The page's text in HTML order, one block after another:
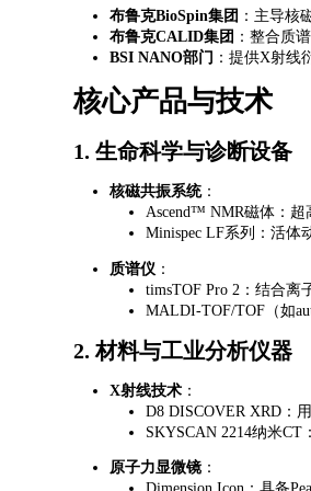
​布鲁克BioSpin集团​ ：主导核
​布鲁克CALID集团​ ：整合质
​BSI NANO部门​ ：提供X射线
核心产品与技术
1. ​ ​生命科学与诊断设备​
​核磁共振系统​​：
Ascend™ NMR磁体 ：
Minispec LF系列 ：活体
​质谱仪​ ​：
timsTOF Pro 2 ：结合离
MALDI-TOF/TOF （如
2. ​​材料与工业分析仪器​
​X射线技术​ ​：
D8 DISCOVER XRD ：
SKYSCAN 2214纳米CT
​原子力显微镜​ ​：